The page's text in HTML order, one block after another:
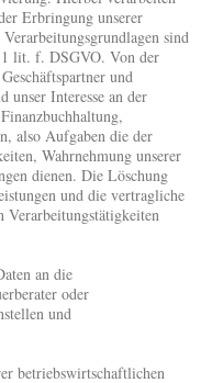
Erbringung unserer
sind
lit. f. DSGVO. Von der
und
unser Interesse an der
also Aufgaben die der
Wahrnehmung unserer
dienen. Die Löschung
und die vertragliche
Verarbeitungstätigkeiten
an die
oder
und
betriebswirtschaftlichen